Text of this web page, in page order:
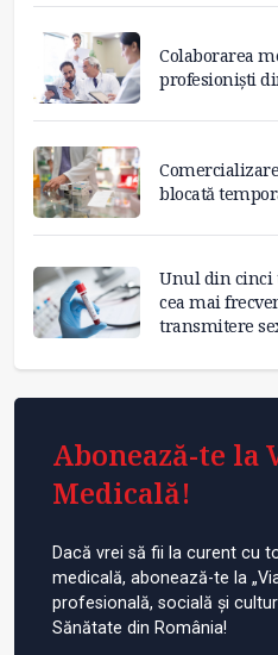
Colaborarea
profesioniști
blocată
Unul din cinci
cea mai
transmitere
Abonează-te la
Medicală!
Dacă vrei să fii la curent cu
medicală, abonează-te la
profesională, socială și
Sănătate din România!